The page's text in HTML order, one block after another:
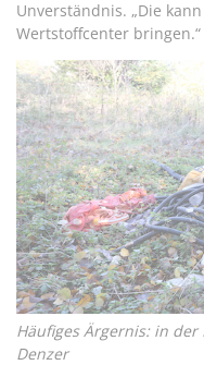
Unverständnis. „Die
Wertstoffcenter bringen.“
Häufiges Ärgernis: in
Denzer